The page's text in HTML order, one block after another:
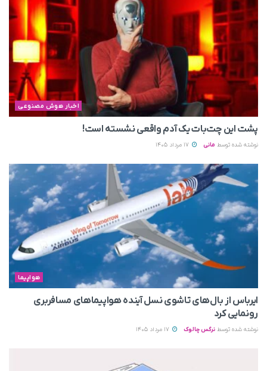
اخبار هوش مصنوعی
پشت این چت‌بات یک آدم واقعی نشسته است!
نوشته شده توسط مانی
هواپیما
ایرباس از بال‌های تاشوی نسل آینده هواپیماهای مسافربری
رونمایی کرد
نوشته شده توسط نرگس چالوک